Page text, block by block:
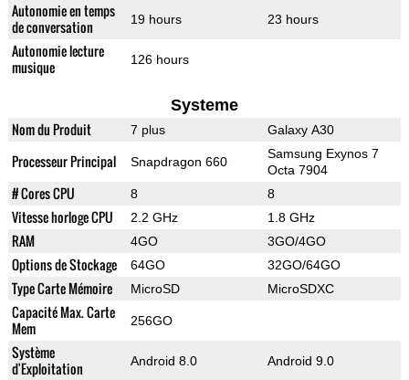
Autonomie en temps
de conversation
19 hours 23 hours
Autonomie lecture
musique
126 hours
Systeme
Nom du Produit 7 plus Galaxy A30
Processeur Principal Snapdragon 660
Samsung Exynos 7
Octa 7904
# Cores CPU 8 8
Vitesse horloge CPU 2.2 GHz 1.8 GHz
RAM 4GO 3GO/4GO
Options de Stockage 64GO 32GO/64GO
Type Carte Mémoire MicroSD MicroSDXC
Capacité Max. Carte
Mem
256GO
Système
d'Exploitation
Android 8.0 Android 9.0